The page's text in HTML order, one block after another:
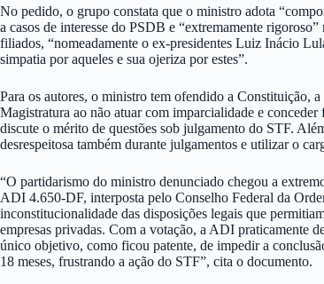
No pedido, o grupo constata que o ministro adota
a casos de interesse do PSDB e “extremamente
filiados, “nomeadamente o ex-presidentes Luiz Inácio
simpatia por aqueles e sua ojeriza por estes”.
Para os autores, o ministro tem ofendido a Constituição,
Magistratura ao não atuar com imparcialidade e conceder
discute o mérito de questões sob julgamento do STF.
desrespeitosa também durante julgamentos e utilizar o
“O partidarismo do ministro denunciado chegou a
ADI 4.650-DF, interposta pelo Conselho Federal da
inconstitucionalidade das disposições legais que
empresas privadas. Com a votação, a ADI praticamente
único objetivo, como ficou patente, de impedir a
18 meses, frustrando a ação do STF”, cita o documento.